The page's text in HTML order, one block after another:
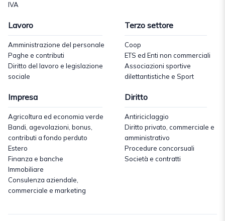
IVA
Lavoro
Amministrazione del personale
Paghe e contributi
Diritto del lavoro e legislazione
sociale
Terzo settore
Coop
ETS ed Enti non commerciali
Associazioni sportive
dilettantistiche e Sport
Impresa
Agricoltura ed economia verde
Bandi, agevolazioni, bonus,
contributi a fondo perduto
Estero
Finanza e banche
Immobiliare
Consulenza aziendale,
commerciale e marketing
Diritto
Antiriciclaggio
Diritto privato, commerciale e
amministrativo
Procedure concorsuali
Società e contratti